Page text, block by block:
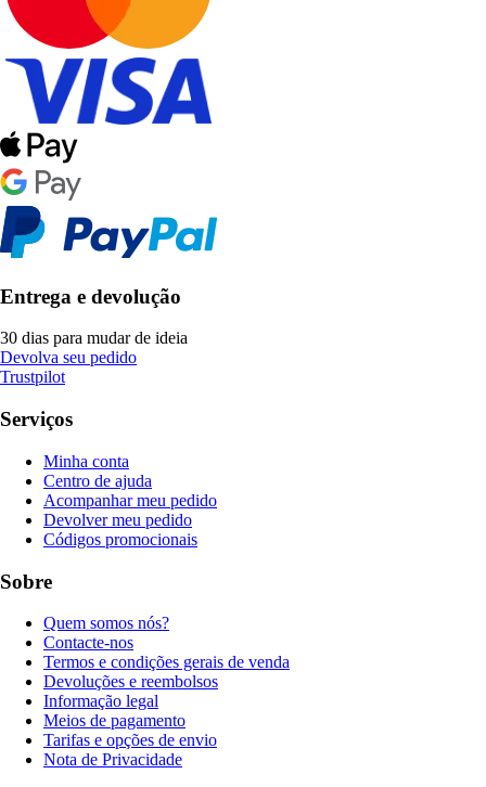
Entrega e devolução
30 dias para mudar de ideia
Devolva seu pedido
Trustpilot
Serviços
Minha conta
Centro de ajuda
Acompanhar meu pedido
Devolver meu pedido
Códigos promocionais
Sobre
Quem somos nós?
Contacte-nos
Termos e condições gerais de venda
Devoluções e reembolsos
Informação legal
Meios de pagamento
Tarifas e opções de envio
Nota de Privacidade